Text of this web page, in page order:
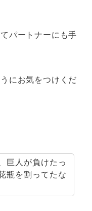
パートナーにも手
にお気をつけくだ
巨人が負けたっ
瓶を割ってたな